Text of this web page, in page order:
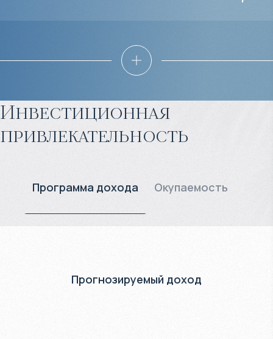
Инвестиционная
привлекательность
Программа дохода Окупаемость
Прогнозируемый доход